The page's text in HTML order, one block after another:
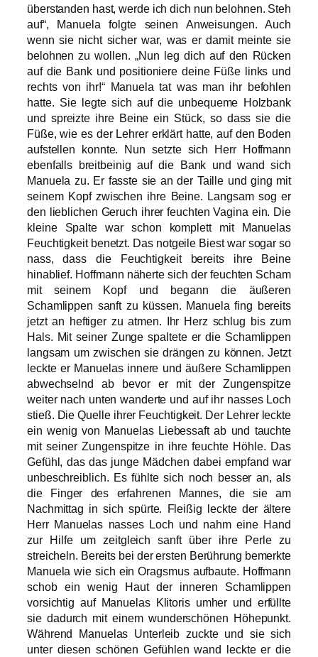
überstanden hast, werde ich dich nun belohnen. Steh
auf“, Manuela folgte seinen Anweisungen. Auch
wenn sie nicht sicher war, was er damit meinte sie
belohnen zu wollen. „Nun leg dich auf den Rücken
auf die Bank und positioniere deine Füße links und
rechts von ihr!“ Manuela tat was man ihr befohlen
hatte. Sie legte sich auf die unbequeme Holzbank
und spreizte ihre Beine ein Stück, so dass sie die
Füße, wie es der Lehrer erklärt hatte, auf den Boden
aufstellen konnte. Nun setzte sich Herr Hoffmann
ebenfalls breitbeinig auf die Bank und wand sich
Manuela zu. Er fasste sie an der Taille und ging mit
seinem Kopf zwischen ihre Beine. Langsam sog er
den lieblichen Geruch ihrer feuchten Vagina ein. Die
kleine Spalte war schon komplett mit Manuelas
Feuchtigkeit benetzt. Das notgeile Biest war sogar so
nass, dass die Feuchtigkeit bereits ihre Beine
hinablief. Hoffmann näherte sich der feuchten Scham
mit seinem Kopf und begann die äußeren
Schamlippen sanft zu küssen. Manuela fing bereits
jetzt an heftiger zu atmen. Ihr Herz schlug bis zum
Hals. Mit seiner Zunge spaltete er die Schamlippen
langsam um zwischen sie drängen zu können. Jetzt
leckte er Manuelas innere und äußere Schamlippen
abwechselnd ab bevor er mit der Zungenspitze
weiter nach unten wanderte und auf ihr nasses Loch
stieß. Die Quelle ihrer Feuchtigkeit. Der Lehrer leckte
ein wenig von Manuelas Liebessaft ab und tauchte
mit seiner Zungenspitze in ihre feuchte Höhle. Das
Gefühl, das das junge Mädchen dabei empfand war
unbeschreiblich. Es fühlte sich noch besser an, als
die Finger des erfahrenen Mannes, die sie am
Nachmittag in sich spürte. Fleißig leckte der ältere
Herr Manuelas nasses Loch und nahm eine Hand
zur Hilfe um zeitgleich sanft über ihre Perle zu
streicheln. Bereits bei der ersten Berührung bemerkte
Manuela wie sich ein Oragsmus aufbaute. Hoffmann
schob ein wenig Haut der inneren Schamlippen
vorsichtig auf Manuelas Klitoris umher und erfüllte
sie dadurch mit einem wunderschönen Höhepunkt.
Während Manuelas Unterleib zuckte und sie sich
unter diesen schönen Gefühlen wand leckte er die